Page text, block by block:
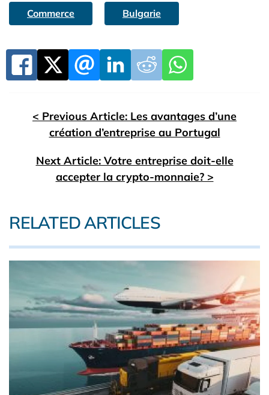
Commerce Bulgarie
< Previous Article: Les avantages d’une
création d’entreprise au Portugal
Next Article: Votre entreprise doit-elle
accepter la crypto-monnaie? >
RELATED ARTICLES